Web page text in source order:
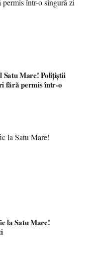
Satu Mare! Polițiștii
fără permis într-o
la Satu Mare!